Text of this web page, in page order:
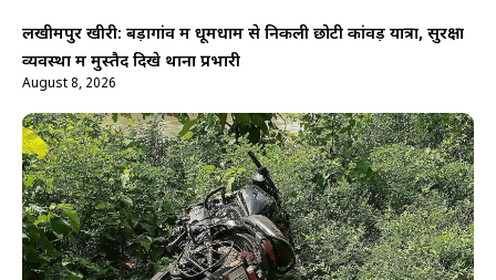
लखीमपुर खीरी: बड़ागांव में धूमधाम से निकली छोटी कांवड़ यात्रा, सुरक्षा
व्यवस्था में मुस्तैद दिखे थाना प्रभारी
August 8, 2026